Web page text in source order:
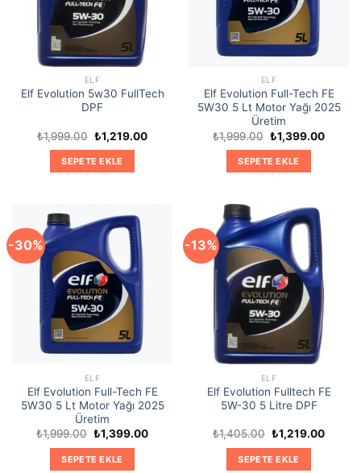
ELF
Elf Evolution 5w30 FullTech
DPF
₺1,999.00 Orijinal
fiyat:
₺1,999.00.
₺1,219.00Şu
SEPETE EKLE
ELF
Elf Evolution Full-Tech FE
5W30 5 Lt Motor Yağı 2025
Üretim
₺1,999.00 Orijinal
fiyat:
₺1,999.00.
₺1,399.00Şu
SEPETE EKLE
-30%
ELF
Elf Evolution Full-Tech FE
5W30 5 Lt Motor Yağı 2025
Üretim
₺1,999.00 Orijinal
fiyat:
₺1,999.00.
₺1,399.00Şu
SEPETE EKLE
-13%
ELF
Elf Evolution Fulltech FE
5W-30 5 Litre DPF
₺1,405.00 Orijinal
fiyat:
₺1,405.00.
₺1,219.00Şu
SEPETE EKLE